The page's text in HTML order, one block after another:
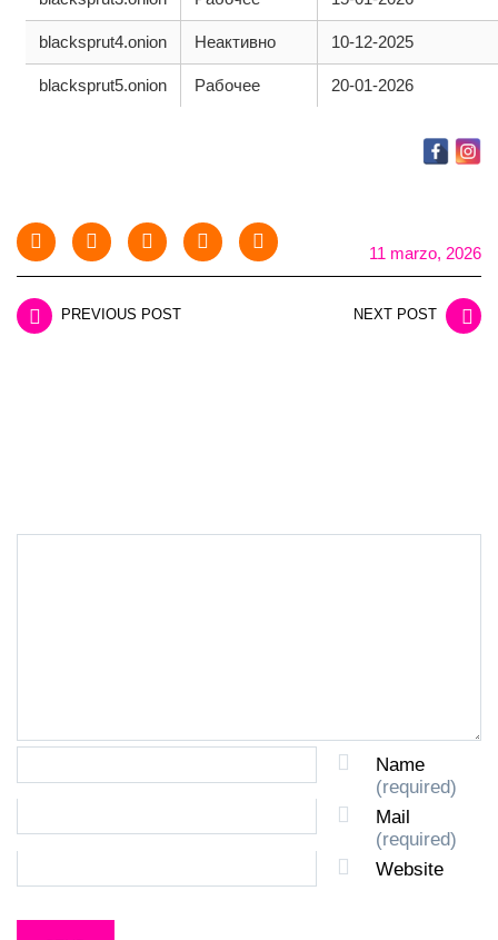
blacksprut4.onion Неактивно 10-12-2025
blacksprut5.onion Рабочее 20-01-2026
11 marzo, 2026
PREVIOUS POST NEXT POST
Name
(required)
Mail
(required)
Website